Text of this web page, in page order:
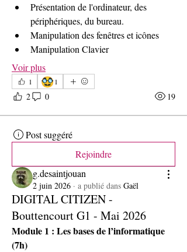
Présentation de l'ordinateur, des
périphériques, du bureau.
Manipulation des fenêtres et icônes
Manipulation Clavier
Voir plus
1 🥸 1
2 0 19
Post suggéré
Rejoindre
g.desaintjouan
2 juin 2026 · a publié dans Gaël
DIGITAL CITIZEN -
Bouttencourt G1 - Mai 2026
Module 1 : Les bases de l’informatique
(7h)